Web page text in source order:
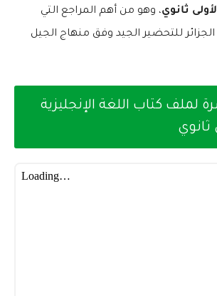
ثانوي، وهو من أهم المراجع التي
الجزائر للتحضير الجيد وفق منهاج الجيل
لملف كتاب اللغة الإنجليزية
ثانوي